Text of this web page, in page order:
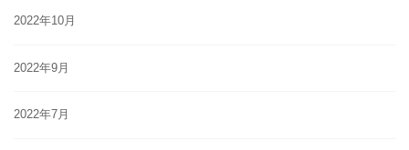
2022年10月
2022年9月
2022年7月